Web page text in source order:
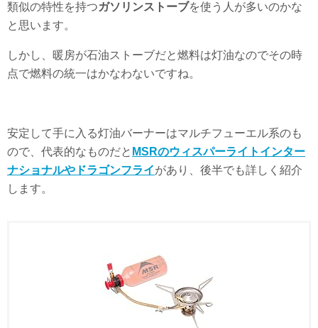
類似の特性を持つガソリンストーブを使う人が多いのかな
と思います。
しかし、暖房が石油ストーブだと燃料は灯油なのでその時
点で燃料の統一はかなわないですね。
安定して手に入る灯油バーナーはマルチフューエル系のも
ので、代表的なものだと MSRのウィスパーライトインター
ナショナルやドラゴンフライがあり、後半でも詳しく紹介
します。